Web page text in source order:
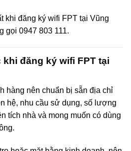
khi đăng ký wifi FPT tại Vũng
gọi 0947 803 111.
đăng ký wifi FPT tại
hàng nên chuẩn bị sẵn địa chỉ
hệ, nhu cầu sử dụng, số lượng
tích nhà và mong muốn có dùng